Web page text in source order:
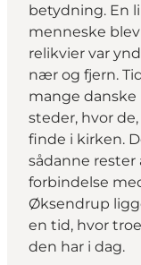
betydning. En
menneske
relikvier var
nær og fjern.
mange
steder, hvor
finde i kirken.
sådanne
forbindelse
Øksendrup
en tid, hvor
den har i dag.